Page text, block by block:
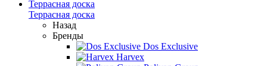
Террасная доска
Террасная доска
Назад
Бренды
Dos Exclusive
Harvex